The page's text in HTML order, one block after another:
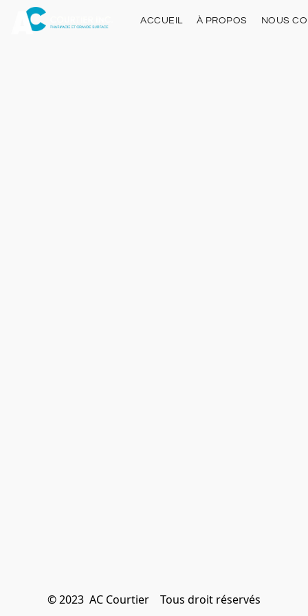
ACCUEIL À PROPOS NOUS
© 2023  AC Courtier    Tous droit réservés